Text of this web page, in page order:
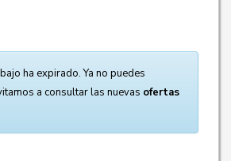
ha expirado. Ya no puedes
a consultar las nuevas ofertas